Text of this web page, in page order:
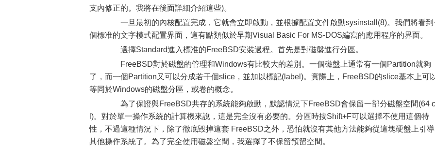
支內修正的。我將在後面詳細介紹這些)。
一旦最初的內核配置完成，它就會立即啟動，並根據配置文件啟動sysinstall(8)。我們將看到
個標准的文字模式配置界面，這有點類似於早期Visual Basic For MS-DOS編寫的應用程序的界面。
選擇Standard進入標准的FreeBSD安裝過程。首先是對磁盤進行分區。
FreeBSD對於磁盤的管理和Windows有比較大的差別。一個磁盤上通常有一個Partition就夠
了，而一個Partition又可以分成若干個slice，並加以標記(label)。實際上，FreeBSD的slice基本上可
等同於Windows的磁盤分區，或卷的概念。
為了保證與FreeBSD共存的系統能夠啟動，默認情況下FreeBSD會保留一部分磁盤空間(64
l)。對於單一操作系統的計算機來說，這是完全沒有必要的。分區時按Shift+F可以選擇不使用這個特
性，不過這種情況下，除了徹底毀掉這套 FreeBSD之外，恐怕就沒有其他方法能夠從這塊硬盤上引導
其他操作系統了。為了完全使用磁盤空間，我選擇了不保留預留空間。